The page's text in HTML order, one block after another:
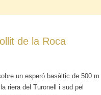
de la Roca
un esperó basàltic de 500 m
riera del Turonell i sud pel